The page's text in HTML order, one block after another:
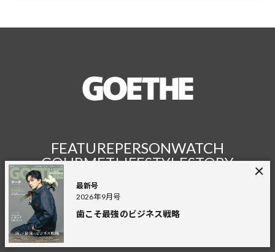
最新号
2026年9月号
歯こそ最強のビジネス戦略
FEATUREPERSONWATCH
GOURMETLIFESTYLESTORY
LOUNGE
FASHION
GOLFENTERTAINMENT